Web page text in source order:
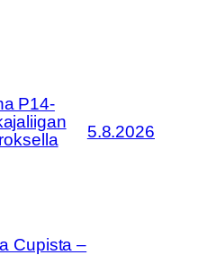
P14-
5.8.2026
Cupista –